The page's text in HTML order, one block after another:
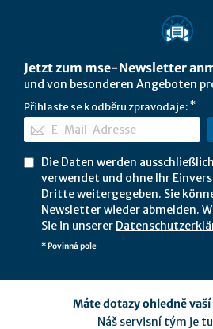
Jetzt zum mse-Newsletter
und von besonderen Angeboten
Přihlaste se k odběru zpravodaje:
Die Daten werden
verwendet und ohne Ihr
Dritte weitergegeben. Sie
Newsletter wieder abmelden.
Sie in unserer
* Povinná pole
Máte dotazy ohledně
Náš servisní tým je